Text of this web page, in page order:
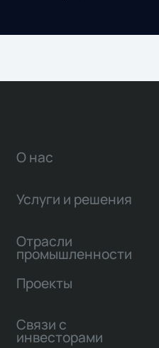
О нас
Услуги и решения
Отрасли
промышленности
Проекты
Связи с
инвесторами